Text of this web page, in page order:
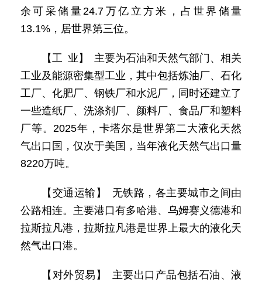
余可采储量24.7万亿立方米，占世界储量
13.1%，居世界第三位。
【工 业】 主要为石油和天然气部门、相关
工业及能源密集型工业，其中包括炼油厂、石化
工厂、化肥厂、钢铁厂和水泥厂，同时还建立了
一些造纸厂、洗涤剂厂、颜料厂、食品厂和塑料
厂等。2025年，卡塔尔是世界第二大液化天然
气出口国，仅次于美国，当年液化天然气出口量
8220万吨。
【交通运输】 无铁路，各主要城市之间由
公路相连。主要港口有多哈港、乌姆赛义德港和
拉斯拉凡港，拉斯拉凡港是世界上最大的液化天
然气出口港。
【对外贸易】 主要出口产品包括石油、液